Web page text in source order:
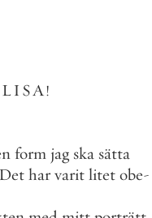
LISA!
form jag ska sätta
Det har varit litet obe-